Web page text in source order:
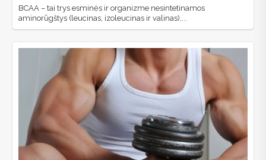
BCAA – tai trys esminės ir organizme nesintetinamos
aminorūgštys (leucinas, izoleucinas ir valinas),...